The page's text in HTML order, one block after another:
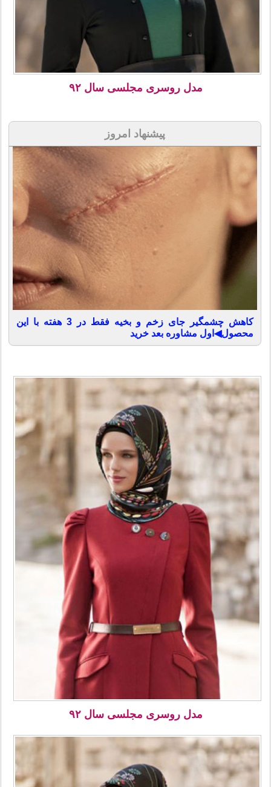
مدل روسری مجلسی سال ۹۲
پیشنهاد امروز
کاهش چشمگیر جای زخم و بخیه فقط در 3 هفته با این
محصول◀اول مشاوره بعد خرید
مدل روسری مجلسی سال ۹۲